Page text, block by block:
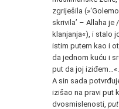
zgriješila
skrivila’ – Allaha je
klanjanja«), i stalo
istim putem kao i
da jednom kuću i
put da joj iziđem…«.
A sin sada
izišao na pravi put
dvosmislenosti,